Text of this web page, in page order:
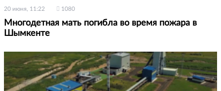
20 июня, 11:22 1080
Многодетная мать погибла во время пожара в
Шымкенте